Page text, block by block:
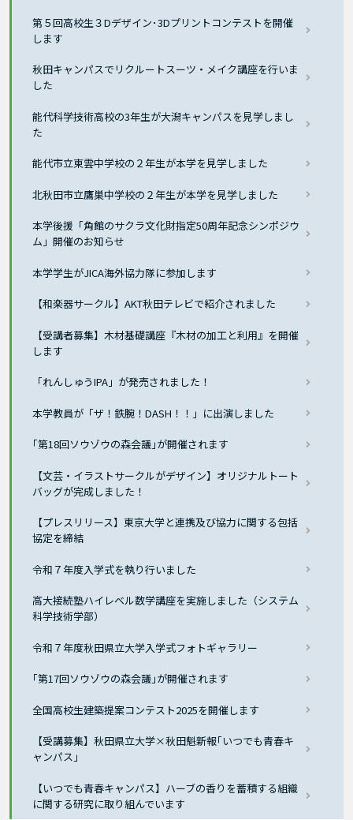
第５回高校生３Dデザイン･3Dプリントコンテストを開催
します
秋田キャンパスでリクルートスーツ・メイク講座を行いま
した
能代科学技術高校の3年生が大潟キャンパスを見学しまし
た
能代市立東雲中学校の２年生が本学を見学しました
北秋田市立鷹巣中学校の２年生が本学を見学しました
本学後援「角館のサクラ文化財指定50周年記念シンポジウ
ム」開催のお知らせ
本学学生がJICA海外協力隊に参加します
【和楽器サークル】AKT秋田テレビで紹介されました
【受講者募集】木材基礎講座『木材の加工と利用』を開催
します
「れんしゅうIPA」が発売されました！
本学教員が「ザ！鉄腕！DASH！！」に出演しました
｢第18回ソウゾウの森会議｣が開催されます
【文芸・イラストサークルがデザイン】オリジナルトート
バッグが完成しました！
【プレスリリース】東京大学と連携及び協力に関する包括
協定を締結
令和７年度入学式を執り行いました
高大接続塾ハイレベル数学講座を実施しました（システム
科学技術学部）
令和７年度秋田県立大学入学式フォトギャラリー
｢第17回ソウゾウの森会議｣が開催されます
全国高校生建築提案コンテスト2025を開催します
【受講募集】秋田県立大学×秋田魁新報｢いつでも青春キ
ャンパス｣
【いつでも青春キャンパス】ハーブの香りを蓄積する組織
に関する研究に取り組んでいます